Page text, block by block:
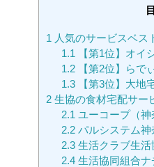
1 人気のサービスベス
1.1 【第1位】オイ
1.2 【第2位】らで
1.3 【第3位】大地
2生協の食材宅配サー
2.1 ユーコープ（神
2.2 パルシステム
2.3 生活クラブ生活
2.4 生活協同組合